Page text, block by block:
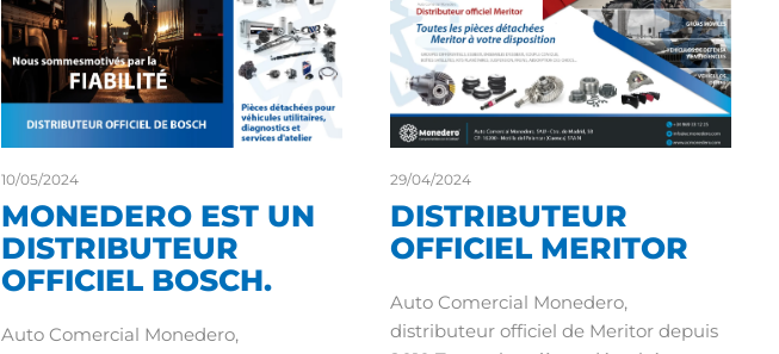
10/05/2024
MONEDERO EST UN
DISTRIBUTEUR
OFFICIEL BOSCH.
Auto Comercial Monedero,
29/04/2024
DISTRIBUTEUR
OFFICIEL MERITOR
Auto Comercial Monedero,
distributeur officiel de Meritor depuis